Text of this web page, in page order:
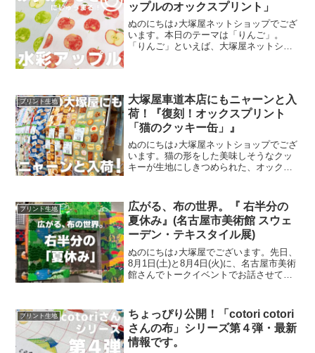
ップルのオックスプリント」
ぬのにちは♪大塚屋ネットショップでござ
います。本日のテーマは「りんご」。
「りんご」といえば、大塚屋ネットショ
のオックスプリント」です
プリント生地
大塚屋車道本店にもニャーンと入
荷！『復刻！オックスプリント
「猫のクッキー缶」』
ぬのにちは♪大塚屋ネットショップでござ
います。猫の形をした美味しそうなクッ
キーが生地にしきつめられた、オックス
した。ご予約をくださっていましたお客
様への発送が完了し、現
プリント生地
広がる、布の世界。『 右半分の
夏休み』(名古屋市美術館 スウェ
ーデン・テキスタイル展)
ぬのにちは♪大塚屋でございます。先日、
8月1日(土)と8月4日(火)に、名古屋市美術
館さんでトークイベントでお話させてい
客さまにご来場いただきましたことを御
礼申し上
プリント生地
ちょっぴり公開！「cotori cotori
さんの布」シリーズ第４弾・最新
情報です。